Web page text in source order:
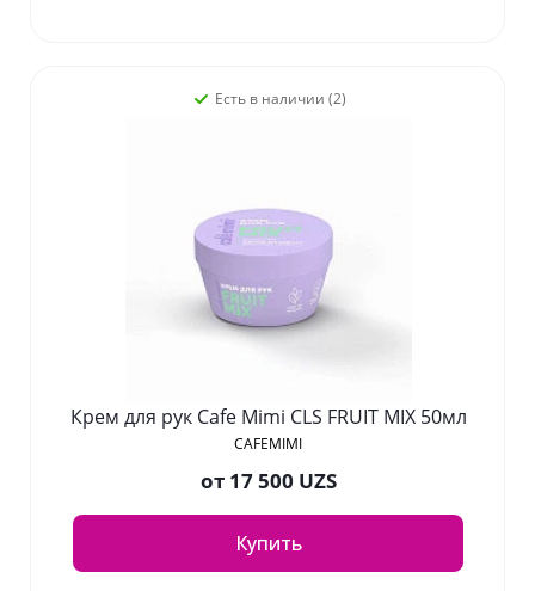
Есть в наличии (2)
Крем для рук Cafe Mimi CLS FRUIT MIX 50мл
CAFEMIMI
от 17 500 UZS
Купить